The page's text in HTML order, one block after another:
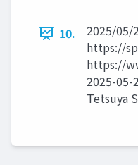
10.
2025/05/
https://
https://
2025-05-
Tetsuya